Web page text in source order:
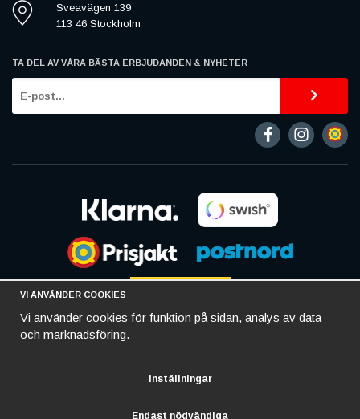
Sveavägen 139
113 46 Stockholm
TA DEL AV VÅRA BÄSTA ERBJUDANDEN & NYHETER
VI ANVÄNDER COOKIES
Vi använder cookies för funktion på sidan, analys av data
och marknadsföring.
Inställningar
Endast nödvändiga